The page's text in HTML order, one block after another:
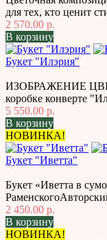
для тех, кто ценит
2 570.00 р.
В корзину
Букет "Илэрия"
ИЗОБРАЖЕНИЕ
коробке конверте
5 550.00 р.
В корзину
НОВИНКА!
Букет "Иветта"
Букет «Иветта в
2 450.00 р.
В корзину
НОВИНКА!